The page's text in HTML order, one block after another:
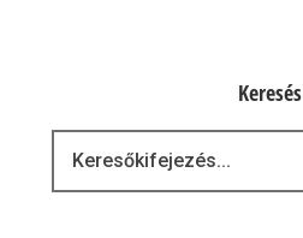
Keresés